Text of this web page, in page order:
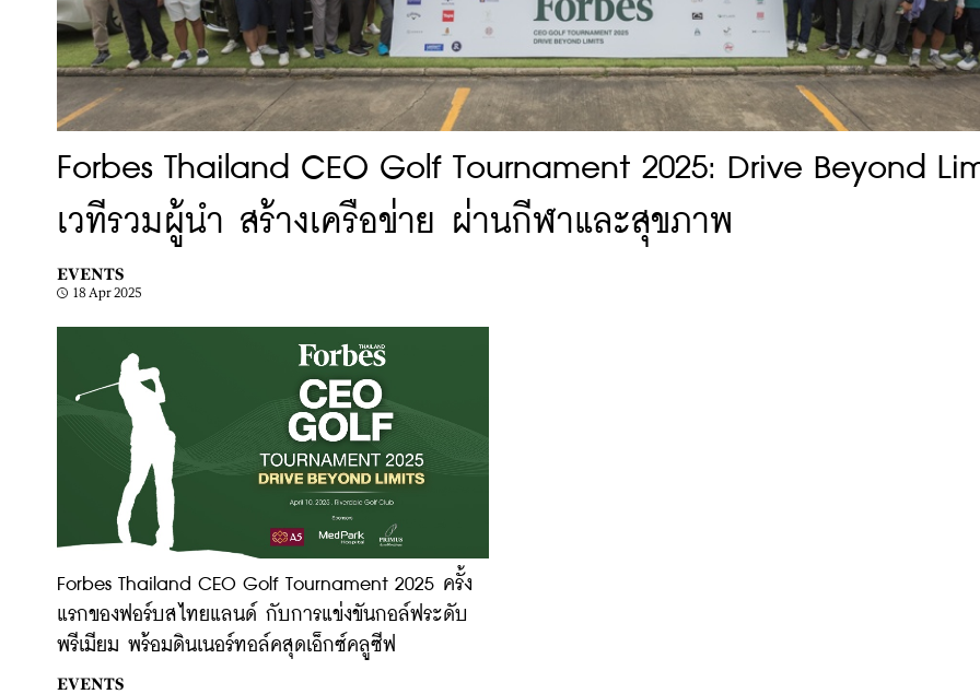
Forbes Thailand CEO Golf Tournament 2025: Drive Beyond
เวทีรวมผู้นำ สร้างเครือข่าย ผ่านกีฬาและสุขภาพ
EVENTS
18 Apr 2025
Forbes Thailand CEO Golf Tournament 2025 ครั้ง
แรกของฟอร์บสไทยแลนด์ กับการแข่งขันกอล์ฟระดับ
พรีเมียม พร้อมดินเนอร์ทอล์คสุดเอ็กซ์คลูซีฟ
EVENTS